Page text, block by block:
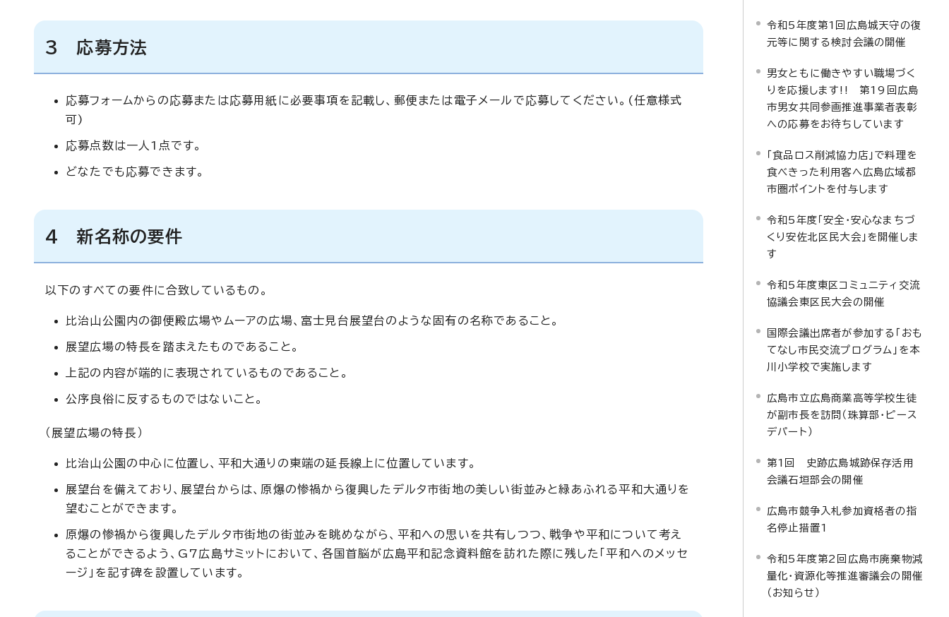
3 応募方法
応募フォームからの応募または応募用紙に必要事項を記載し、郵便または電子メールで応募してください。(任意様式
可)
応募点数は一人1点です。
どなたでも応募できます。
4 新名称の要件
以下のすべての要件に合致しているもの。
比治山公園内の御便殿広場やムーアの広場、富士見台展望台のような固有の名称であること。
展望広場の特長を踏まえたものであること。
上記の内容が端的に表現されているものであること。
公序良俗に反するものではないこと。
（展望広場の特長）
比治山公園の中心に位置し、平和大通りの東端の延長線上に位置しています。
展望台を備えており、展望台からは、原爆の惨禍から復興したデルタ市街地の美しい街並みと緑あふれる平和大通りを
望むことができます。
原爆の惨禍から復興したデルタ市街地の街並みを眺めながら、平和への思いを共有しつつ、戦争や平和について考え
ることができるよう、G7広島サミットにおいて、各国首脳が広島平和記念資料館を訪れた際に残した「平和へのメッセ
ージ」を記す碑を設置しています。
令和5年度第1回広島城天守の復
元等に関する検討会議の開催
男女ともに働きやすい職場づく
りを応援します!! 第19回広島
市男女共同参画推進事業者表彰
への応募をお待ちしています
「食品ロス削減協力店」で料理を
食べきった利用客へ広島広域都
市圏ポイントを付与します
令和5年度「安全・安心なまちづ
くり安佐北区民大会」を開催しま
す
令和5年度東区コミュニティ交流
協議会東区民大会の開催
国際会議出席者が参加する「おも
てなし市民交流プログラム」を本
川小学校で実施します
広島市立広島商業高等学校生徒
が副市長を訪問（珠算部・ピース
デパート）
第1回 史跡広島城跡保存活用
会議石垣部会の開催
広島市競争入札参加資格者の指
名停止措置1
令和5年度第2回広島市廃棄物減
量化・資源化等推進審議会の開催
（お知らせ）